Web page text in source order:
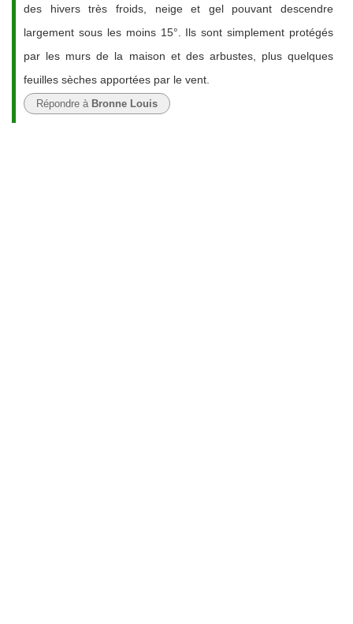
des hivers très froids, neige et gel pouvant descendre
largement sous les moins 15°. Ils sont simplement protégés
par les murs de la maison et des arbustes, plus quelques
feuilles sèches apportées par le vent.
Répondre à Bronne Louis